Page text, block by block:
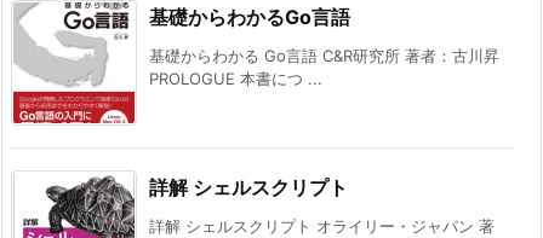
基礎からわかるGo言語
基礎からわかる Go言語 C&R研究所 著者：古川昇
PROLOGUE 本書につ ...
詳解 シェルスクリプト
詳解 シェルスクリプト オライリー・ジャパン 著